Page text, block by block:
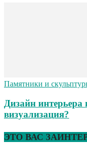
Памятники и
Дизайн
визуализация?
ЭТО ВАС